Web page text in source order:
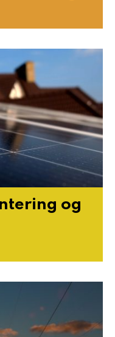
og